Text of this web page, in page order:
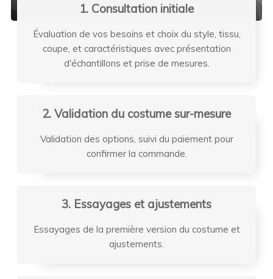
1. Consultation initiale
Évaluation de vos besoins et choix du style, tissu,
coupe, et caractéristiques avec présentation
d'échantillons et prise de mesures.
2. Validation du costume sur-mesure
Validation des options, suivi du paiement pour
confirmer la commande.
3. Essayages et ajustements
Essayages de la première version du costume et
ajustements.